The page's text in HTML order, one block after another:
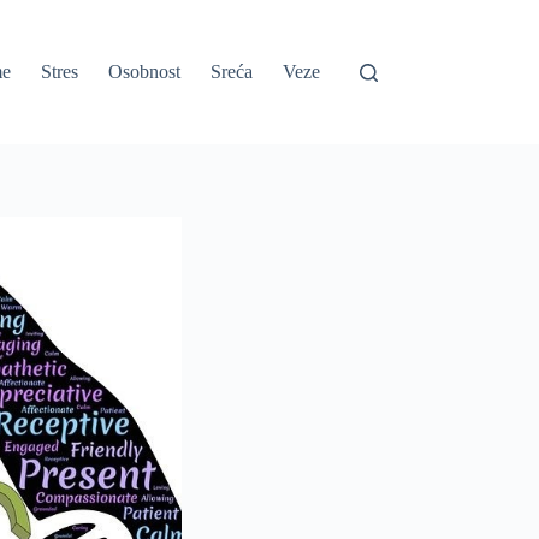
Stres Osobnost Sreća Veze